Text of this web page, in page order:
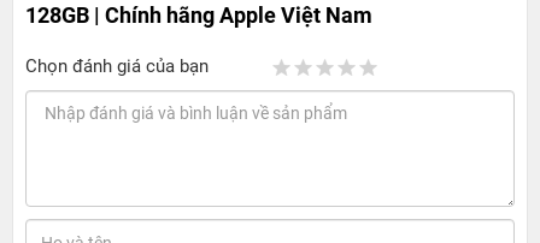
iPad A16 11-inch 2025 Wifi (Gen 11) 128GB -
Vượt trội mọi tính năng, bứt phá mọi tác vụ
128GB | Chính hãng Apple Việt Nam
Chọn đánh giá của bạn